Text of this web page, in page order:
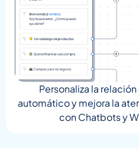
Personaliza la
automático y mejora la
con Chatbots y